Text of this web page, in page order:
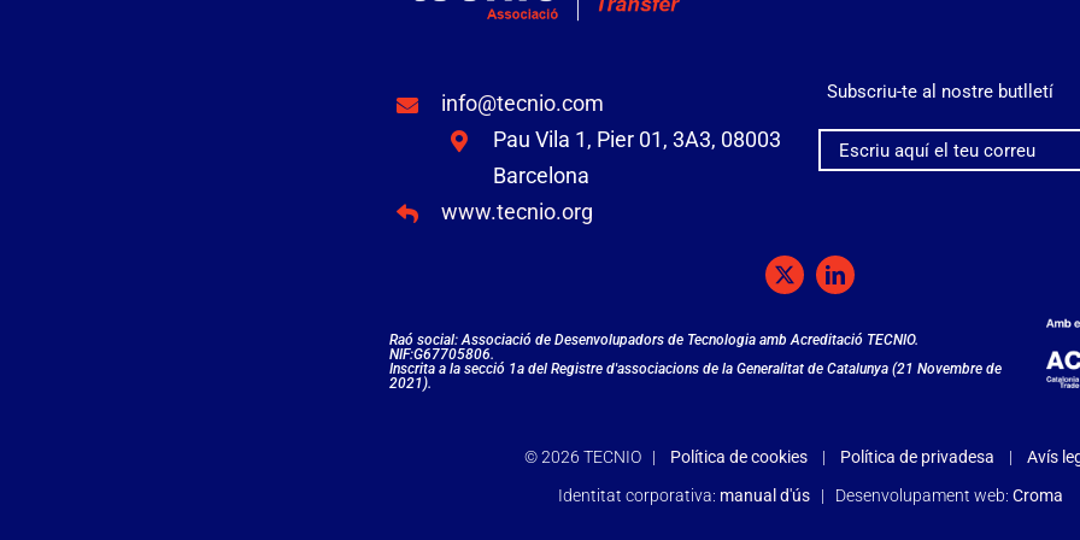
info@tecnio.com
Pau Vila 1, Pier 01, 3A3, 08003
Barcelona
www.tecnio.org
Subscriu-te al nostre butlletí
Raó social: Associació de Desenvolupadors de Tecnologia amb Acreditació TECNIO.
NIF:G67705806.
Inscrita a la secció 1a del Registre d'associacions de la Generalitat de Catalunya (21 Novembre de
2021).
©2026 TECNIO | Política de cookies | Política de privadesa |
Avís
Identitat corporativa: manual d'ús| Desenvolupament web: Croma